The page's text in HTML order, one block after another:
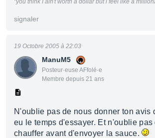
"you think I ain't worth a dollar but i feel like a
signaler
ManuM5
Posteur·euse AFfolé·e
Membre depuis 21 ans
19 Octobre 2005 à 22:03
N'oublie pas de nous donner ton avis
eu le temps d'essayer. Et n'oublie pas
chauffer avant d'envoyer la sauce.